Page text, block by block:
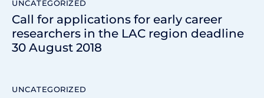
UNCATEGORIZED
Call for applications for early career
researchers in the LAC region deadline
30 August 2018
UNCATEGORIZED